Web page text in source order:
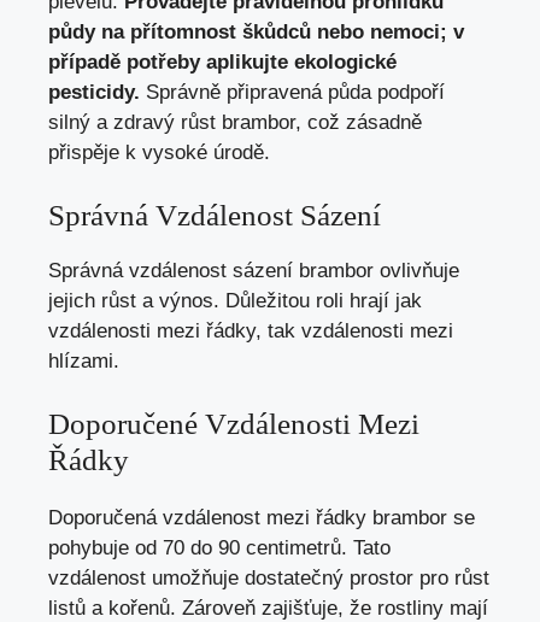
půdy na přítomnost škůdců nebo nemoci; v
případě potřeby aplikujte ekologické
pesticidy. Správně připravená půda podpoří
silný a zdravý růst brambor, což zásadně
přispěje k vysoké úrodě.
Správná Vzdálenost Sázení
Správná vzdálenost sázení brambor ovlivňuje
jejich růst a výnos. Důležitou roli hrají jak
vzdálenosti mezi řádky, tak vzdálenosti mezi
hlízami.
Doporučené Vzdálenosti Mezi
Řádky
Doporučená vzdálenost mezi řádky brambor se
pohybuje od 70 do 90 centimetrů. Tato
vzdálenost umožňuje dostatečný prostor pro růst
listů a kořenů. Zároveň zajišťuje, že rostliny mají